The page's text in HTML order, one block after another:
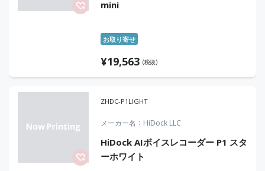
mini
お取り寄せ
¥19,563 (税抜)
ZHDC-P1LIGHT
メーカー名 HiDock LLC
HiDock AIボイスレコーダー P1 スタ
ーホワイト